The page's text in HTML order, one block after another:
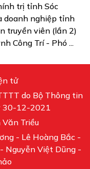
trị tỉnh Sóc
doanh nghiệp tỉnh
truyền viên (lần 2)
Công Trí - Phó ...
tử
do Bộ Thông tin
30-12-2021
Triều
- Lê Hoàng Bắc -
Nguyễn Việt Dũng -